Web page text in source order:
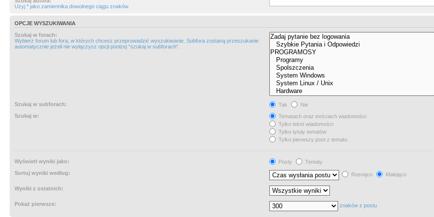
Użyj * jako zamiennika dowolnego ciągu znaków.
OPCJE WYSZUKIWANIA
Szukaj w forach:
Wybierz forum lub fora, w których chcesz przeprowadzić wyszukiwanie. Subfora zostaną przeszukanie
automatycznie jeżeli nie wyłączysz opcji poniżej “szukaj w subforach“.
Szukaj w subforach: Tak
Nie
Szukaj w:
Tematach oraz treściach wiadomości
Tylko tekst wiadomości
Tylko tytuły tematów
Tylko pierwszy post z tematu
Wyświetl wyniki jako: Posty
Tematy
Sortuj wyniki według:
Rosnąco Malejąco
Wyniki z ostatnich:
Pokaż pierwsze: znaków z postu